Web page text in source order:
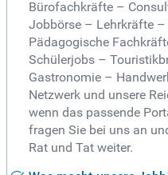
Bürofachkräfte –
Jobbörse – Lehrkräfte
Pädagogische
Schülerjobs –
Gastronomie –
Netzwerk und unsere
wenn das passende
fragen Sie bei uns an
Rat und Tat weiter.